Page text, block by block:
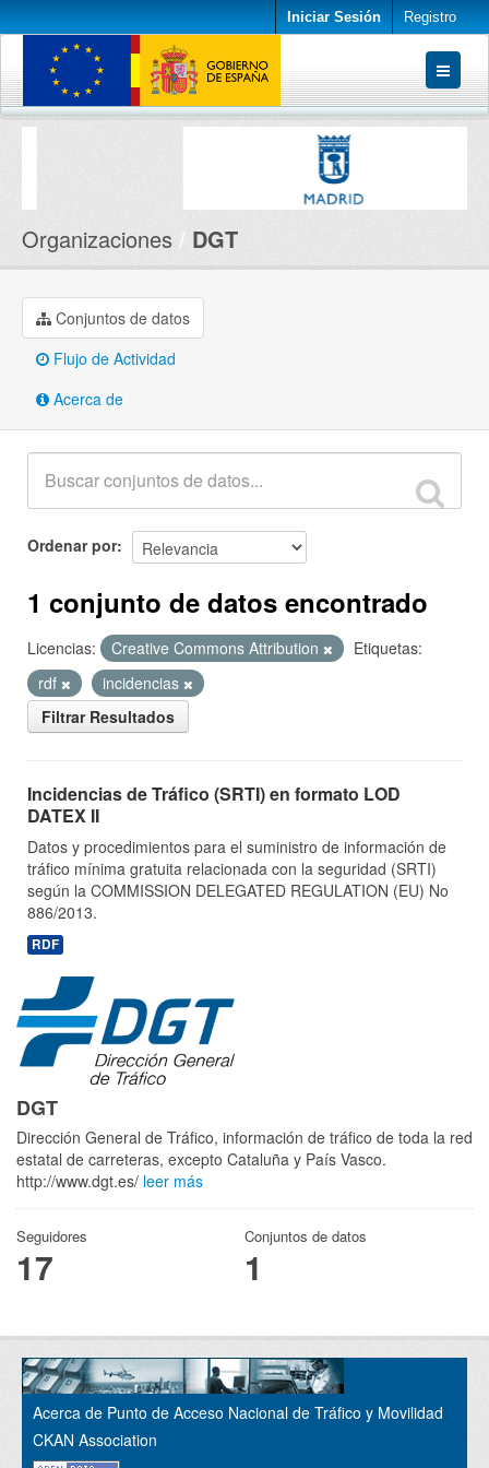
Iniciar Sesión Registro
Conjuntos de datos
Organizaciones DGT
Conjuntos de datos
Flujo de Actividad
Acerca de
Ordenar por
1 conjunto de datos encontrado
Licencias: Creative Commons Attribution
Etiquetas:
rdf
incidencias
Filtrar Resultados
Incidencias de Tráfico (SRTI) en formato LOD
DATEX II
Datos y procedimientos para el suministro de información de
tráfico mínima gratuita relacionada con la seguridad (SRTI)
según la COMMISSION DELEGATED REGULATION (EU) No
886/2013.
RDF
DGT
Dirección General de Tráfico, información de tráfico de toda la red
estatal de carreteras, excepto Cataluña y País Vasco.
http://www.dgt.es/ leer más
Seguidores
17
Conjuntos de datos
1
Acerca de Punto de Acceso Nacional de Tráfico y Movilidad
CKAN Association